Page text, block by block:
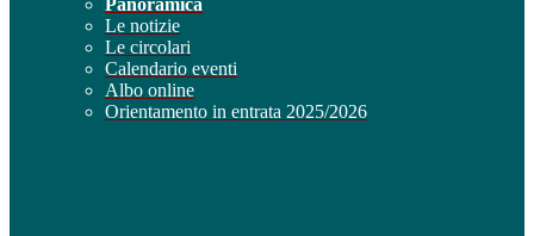
Panoramica
Le notizie
Le circolari
Calendario eventi
Albo online
Orientamento in entrata 2025/2026